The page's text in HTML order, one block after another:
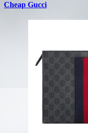
Cheap Gucci